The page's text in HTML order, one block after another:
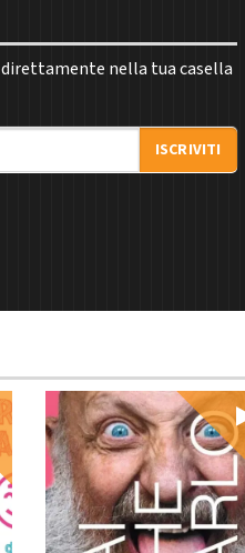
direttamente nella tua casella
ISCRIVITI